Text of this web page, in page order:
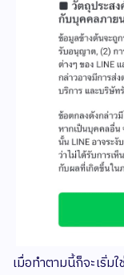
เมื่อทำตามนี้ก็จะเริ่ม